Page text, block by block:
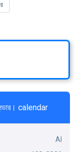
calendar
AI